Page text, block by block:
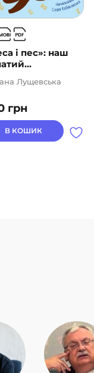
і пес»: наш
грн
Лущевська
В КОШИК